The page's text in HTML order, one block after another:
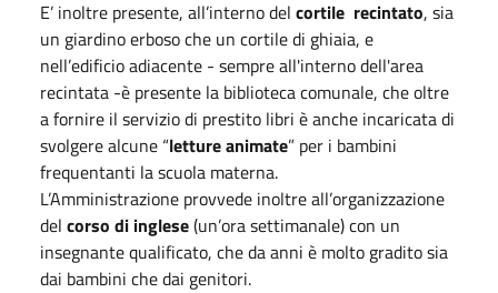
E’ inoltre presente, all’interno del cortile recintato, sia
un giardino erboso che un cortile di ghiaia, e
nell’edificio adiacente - sempre all'interno dell'area
recintata -è presente la biblioteca comunale, che oltre
a fornire il servizio di prestito libri è anche incaricata di
svolgere alcune “letture animate” per i bambini
frequentanti la scuola materna.
L’Amministrazione provvede inoltre all’organizzazione
del corso di inglese(un’ora settimanale) con un
insegnante qualificato, che da anni è molto gradito sia
dai bambini che dai genitori.